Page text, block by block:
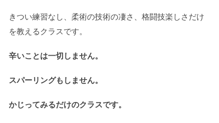
きつい練習なし、柔術の技術の凄さ、格闘技楽しさだけ
を教えるクラスです。
辛いことは一切しません。
スパーリングもしません。
かじってみるだけのクラスです。